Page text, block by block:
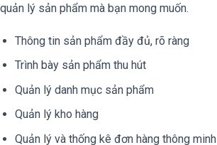
quản lý sản phẩm mà bạn mong muốn.
Thông tin sản phẩm đầy đủ, rõ ràng
Trình bày sản phẩm thu hút
Quản lý danh mục sản phẩm
Quản lý kho hàng
Quản lý và thống kê đơn hàng thông minh